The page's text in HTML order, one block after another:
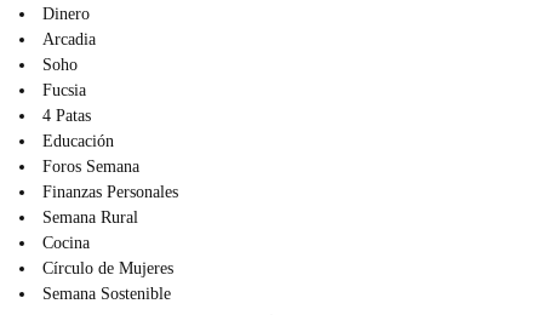
Dinero
Arcadia
Soho
Fucsia
4 Patas
Educación
Foros Semana
Finanzas Personales
Semana Rural
Cocina
Círculo de Mujeres
Semana Sostenible